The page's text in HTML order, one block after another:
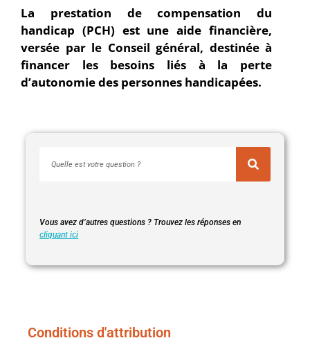
La prestation de compensation du
handicap (PCH) est une aide financière,
versée par le Conseil général, destinée à
financer les besoins liés à la perte
d’autonomie des personnes handicapées.
Vous avez d’autres questions ? Trouvez les réponses en
cliquant ici
Conditions d'attribution